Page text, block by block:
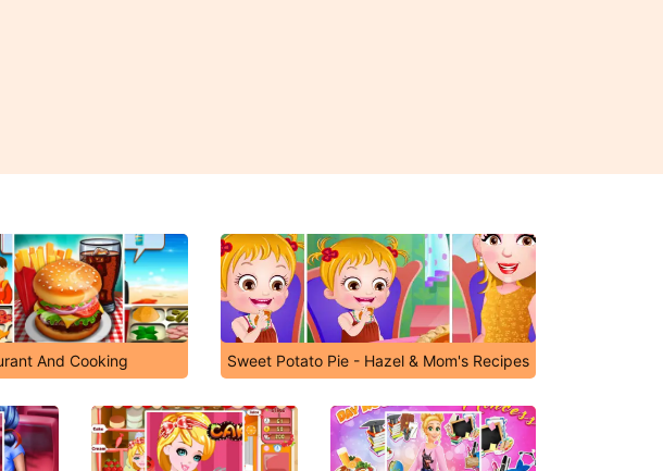
And Cooking Sweet Potato Pie - Hazel & Mom's Recipes